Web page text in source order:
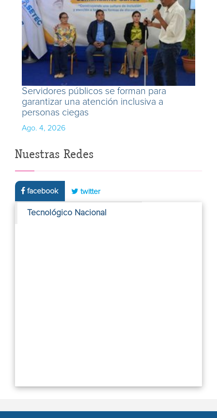
Servidores públicos se forman para
garantizar una atención inclusiva a
personas ciegas
Ago. 4, 2026
Nuestras Redes
facebook twitter
Tecnológico Nacional